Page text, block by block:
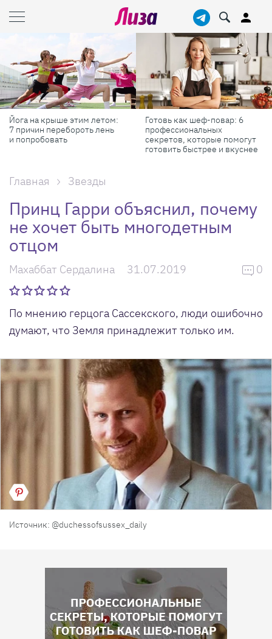
на крыше этим летом:
перебороть лень
Готовь как шеф-повар: 6
профессиональных
секретов, которые помогут
готовить быстрее и вкуснее
Главная Звезды
Принц Гарри объяснил, почему
не хочет быть многодетным
отцом
Махаббат Сердалина 31.07.2019 0
По мнению герцога Сассекского, люди ошибочно
думают, что Земля принадлежит только им.
Источник: @duchessofsussex_daily